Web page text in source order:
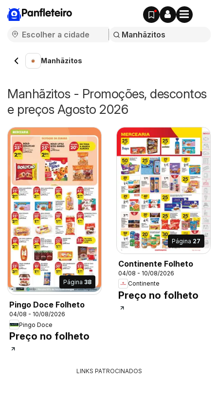
Panfleteiro
Manhãzitos
Manhãzitos - Promoções, descontos
e preços Agosto 2026
Página 38
Pingo Doce Folheto
04/08 - 10/08/2026
Pingo Doce
Preço no folheto
Página 27
Continente Folheto
04/08 - 10/08/2026
Continente
Preço no folheto
LINKS PATROCINADOS